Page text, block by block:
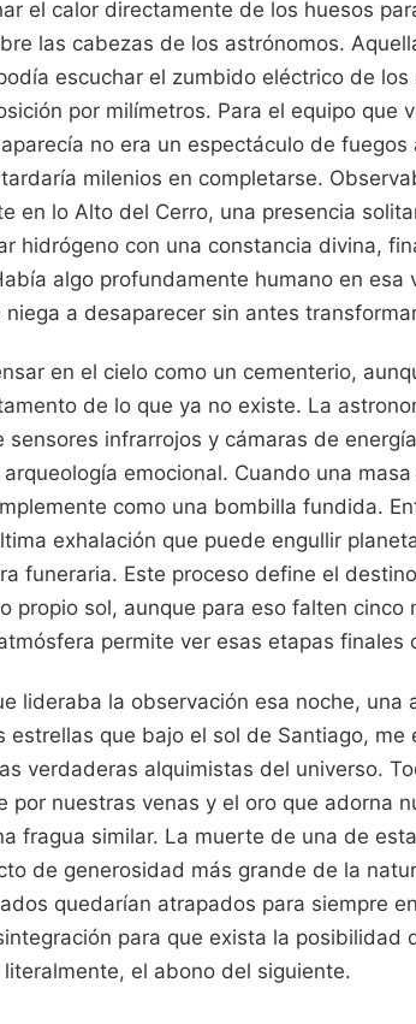
el calor directamente de los huesos
las cabezas de los astrónomos.
escuchar el zumbido eléctrico de
por milímetros. Para el equipo que
no era un espectáculo de
milenios en completarse.
en lo Alto del Cerro, una presencia
hidrógeno con una constancia divina,
algo profundamente humano en esa
niega a desaparecer sin antes
en el cielo como un cementerio,
de lo que ya no existe. La
sensores infrarrojos y cámaras de
emocional. Cuando una
como una bombilla fundida.
exhalación que puede engullir
funeraria. Este proceso define el
propio sol, aunque para eso falten cinco
permite ver esas etapas finales
lideraba la observación esa noche, una
estrellas que bajo el sol de Santiago,
verdaderas alquimistas del universo.
por nuestras venas y el oro que adorna
fragua similar. La muerte de una de
de generosidad más grande de la
quedarían atrapados para siempre
para que exista la posibilidad
el abono del siguiente.